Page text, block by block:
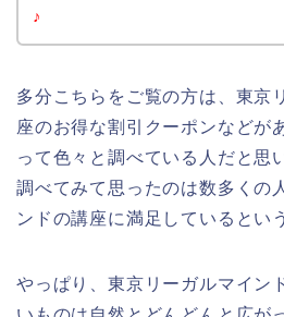
♪
多分こちらをご覧の方は、東京
座のお得な割引クーポンなどが
って色々と調べている人だと思
調べてみて思ったのは数多くの
ンドの講座に満足しているとい
やっぱり、東京リーガルマイン